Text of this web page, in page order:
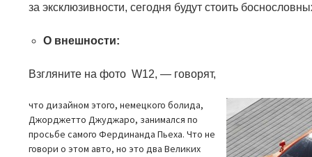
за эксклюзивности, сегодня будут стоить
О внешности:
Взгляните на фото W12,— говорят,
что дизайном этого, немецкого болида,
Джорджетто Джуджаро, занимался по
просьбе самого Фердинанда Пьеха. Что не
говори о этом авто, но это два Великих